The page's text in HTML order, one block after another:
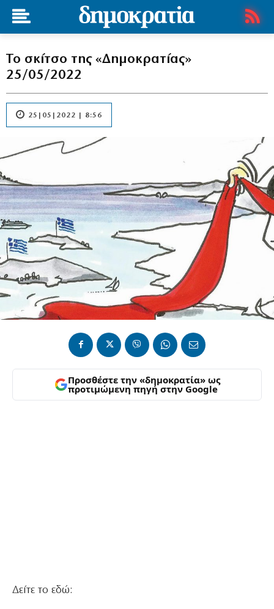
Το σκίτσο της «Δημοκρατίας»
25/05/2022
25|05|2022 | 8:56
Προσθέστε την «δημοκρατία» ως
προτιμώμενη πηγή στην Google
Δείτε το εδώ: